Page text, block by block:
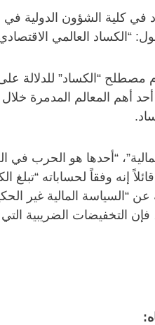
في كلية الشؤون
“الكساد العالمي
“الكساد” للدلالة
أهم المعالم المدمرة
“أحدها هو الحرب في
عن “السياسة المالية غير
فإن التخفيضات الضريبية